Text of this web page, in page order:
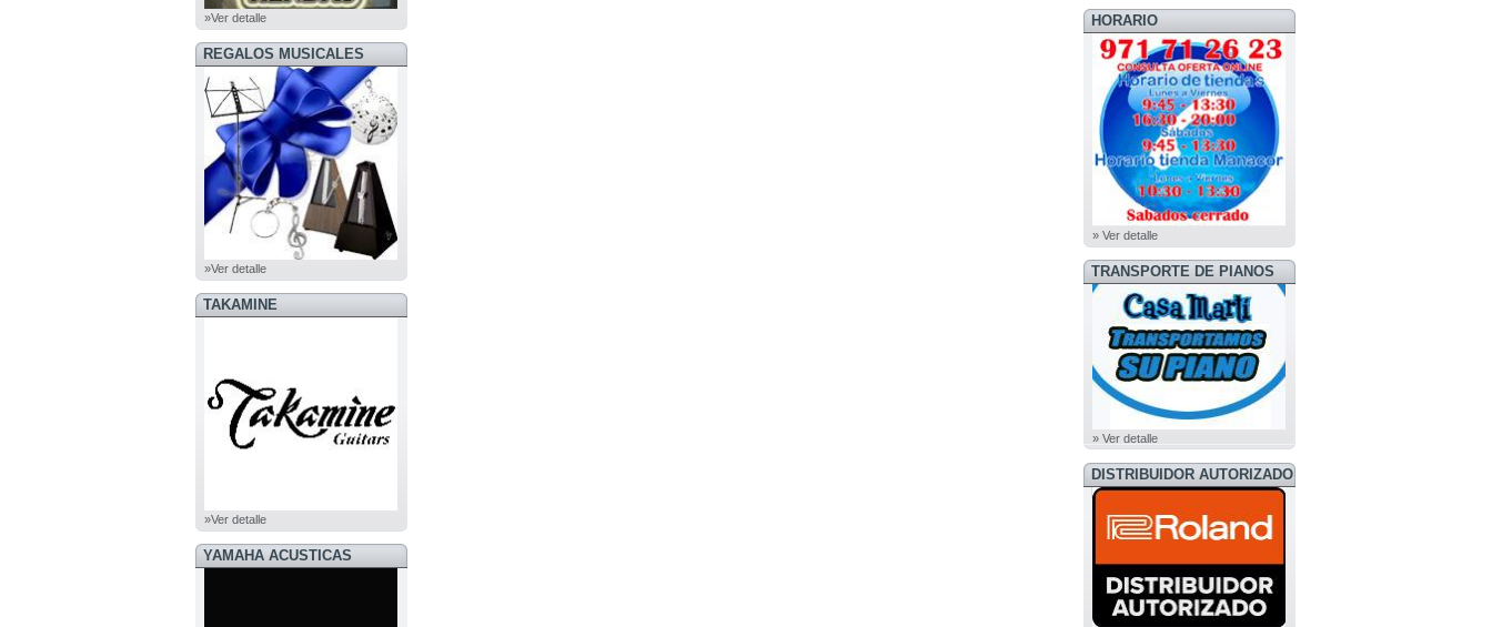
»Ver detalle
REGALOS MUSICALES
»Ver detalle
TAKAMINE
»Ver detalle
YAMAHA ACUSTICAS
HORARIO
» Ver detalle
TRANSPORTE DE PIANOS
» Ver detalle
DISTRIBUIDOR AUTORIZADO
ROLAND